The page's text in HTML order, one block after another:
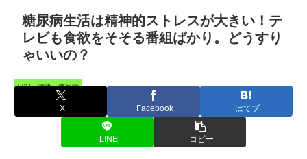
糖尿病生活は精神的ストレスが大きい！テ
レビも食欲をそそる番組ばかり。どうすり
ゃいいの？
日記・健康・糖尿病
X Facebook はてブ
LINE コピー